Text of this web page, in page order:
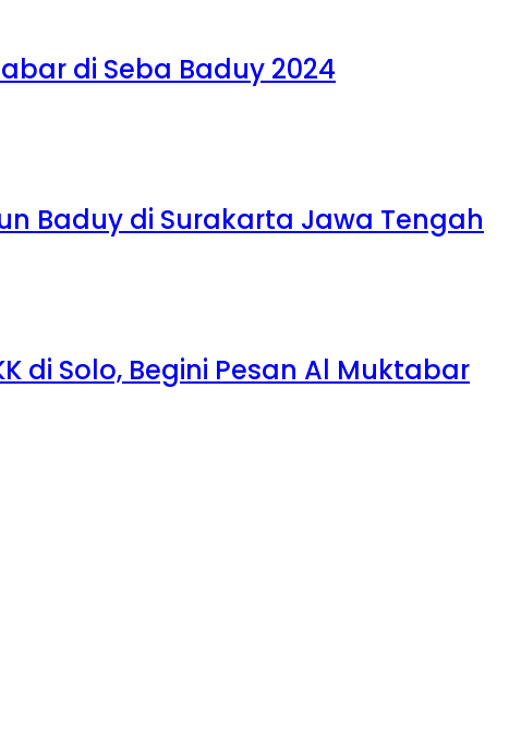
di Seba Baduy 2024
Baduy di Surakarta Jawa Tengah
di Solo, Begini Pesan Al Muktabar